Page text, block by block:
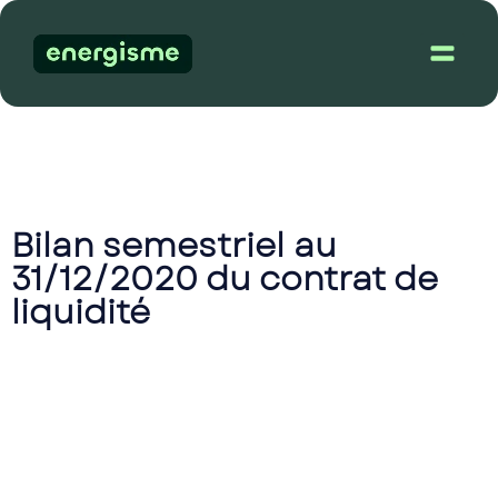
Bilan semestriel au
31/12/2020 du contrat de
liquidité